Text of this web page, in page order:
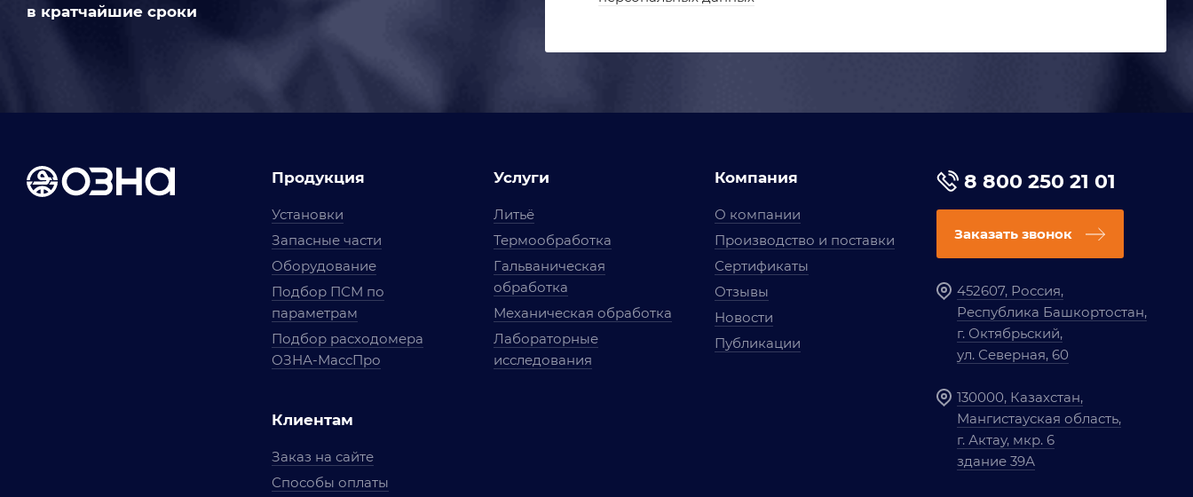
в кратчайшие сроки
Продукция
Установки
Запасные части
Оборудование
Подбор ПСМ по
параметрам
Подбор расходомера
ОЗНА-МассПро
Клиентам
Заказ на сайте
Способы оплаты
Услуги
Литьё
Термообработка
Гальваническая
обработка
Механическая обработка
Лабораторные
исследования
Компания
О компании
Производство и поставки
Сертификаты
Отзывы
Новости
Публикации
8 800 250 21 01
Заказать звонок
452607, Россия,
Республика Башкортостан,
г. Октябрьский,
ул. Северная, 60
130000, Казахстан,
Мангистауская область,
г. Актау, мкр. 6
здание 39А